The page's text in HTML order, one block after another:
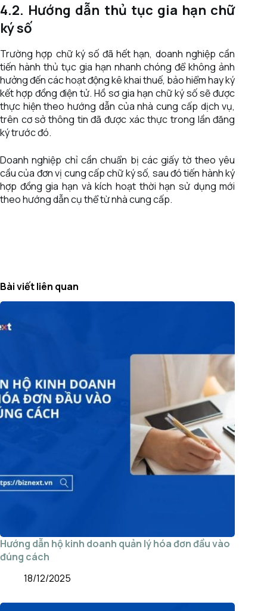
4.2. Hướng dẫn thủ tục gia hạn chữ
ký số
Trường hợp chữ ký số đã hết hạn, doanh nghiệp cần
tiến hành thủ tục gia hạn nhanh chóng để không ảnh
hưởng đến các hoạt động kê khai thuế, bảo hiểm hay ký
kết hợp đồng điện tử. Hồ sơ gia hạn chữ ký số sẽ được
thực hiện theo hướng dẫn của nhà cung cấp dịch vụ,
trên cơ sở thông tin đã được xác thực trong lần đăng
ký trước đó.
Doanh nghiệp chỉ cần chuẩn bị các giấy tờ theo yêu
cầu của đơn vị cung cấp chữ ký số, sau đó tiến hành ký
hợp đồng gia hạn và kích hoạt thời hạn sử dụng mới
theo hướng dẫn cụ thể từ nhà cung cấp.
Bài viết liên quan
Hướng dẫn hộ kinh doanh quản lý hóa đơn đầu vào
đúng cách
18/12/2025